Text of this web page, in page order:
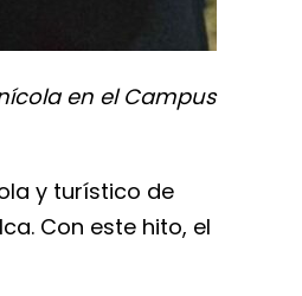
en el Campus
y turístico de
Con este hito, el